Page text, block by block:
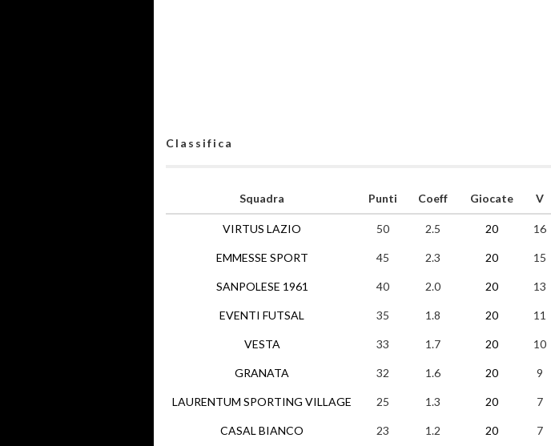
Classifica
Squadra
VIRTUS LAZIO
EMMESSE SPORT
SANPOLESE 1961
EVENTI FUTSAL
VESTA
GRANATA
LAURENTUM SPORTING VILLAGE
CASAL BIANCO
Punti Coeff Giocate V
50 2.5 20 16
45 2.3 20 15
40 2.0 20 13
35 1.8 20 11
33 1.7 20 10
32 1.6 20 9
25 1.3 20 7
23 1.2 20 7